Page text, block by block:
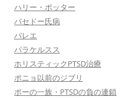
ハリー・ポッター
バセドー氏病
バレエ
パラケルスス
ホリスティックPTSD治療
ポニョ以前のジブリ
ポーの一族・PTSDの負の連鎖